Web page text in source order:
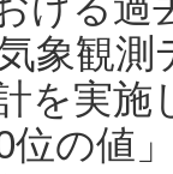
気象観
を実
位の値